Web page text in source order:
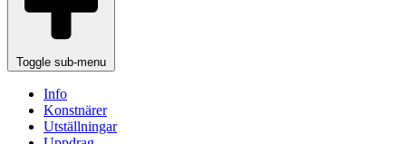
Toggle sub-menu
Info
Konstnärer
Utställningar